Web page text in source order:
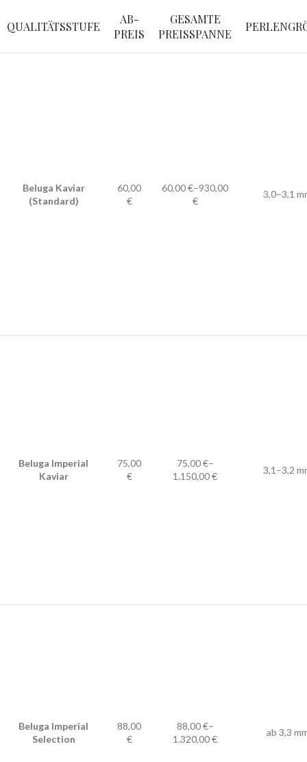
QUALITÄTSSTUFE
AB-
PREIS
GESAMTE
PREISSPANNE
Beluga Kaviar
(Standard)
60,00
€
60,00 €–930,00
€
3,0–3,1
Beluga Imperial
Kaviar
75,00
€
75,00 €–
1.150,00 €
3,1–3,2
Beluga Imperial
Selection
88,00
€
88,00 €–
1.320,00 €
ab 3,3